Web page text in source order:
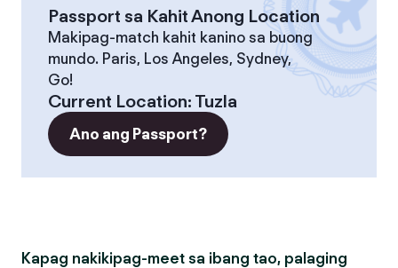
Passport sa Kahit Anong Location
Makipag-match kahit kanino sa buong
mundo. Paris, Los Angeles, Sydney,
Go!
Current Location: Tuzla
Ano ang Passport?
Kapag nakikipag-meet sa ibang tao, palaging